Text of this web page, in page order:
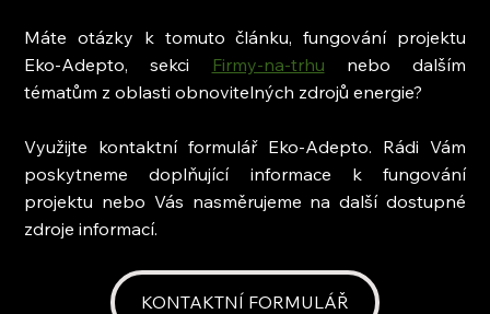
Máte otázky k tomuto článku, fungování projektu
Eko-Adepto, sekci
Firmy-na-trhu nebo dalším
tématům z oblasti obnovitelných zdrojů energie?
Využijte kontaktní formulář Eko-Adepto. Rádi Vám
poskytneme doplňující informace k fungování
projektu nebo Vás nasměrujeme na další dostupné
zdroje informací.
KONTAKTNÍ FORMULÁŘ